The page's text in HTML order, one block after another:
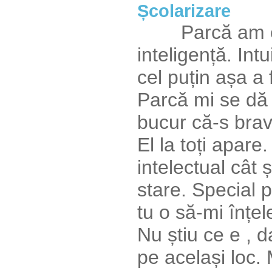
Școlarizare
Parcă am
inteligență.
cel puțin așa a
Parcă mi se
bucur că-s
El la toți
intelectual cât
stare. Special
tu o să-mi
Nu știu ce e ,
pe același loc.